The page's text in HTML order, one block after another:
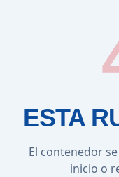
ESTA
El contenedor
inicio o